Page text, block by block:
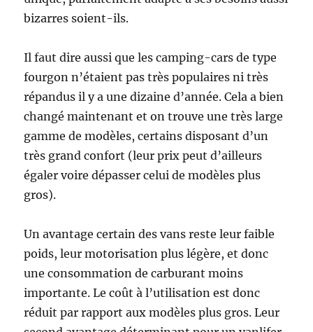
bizarres soient-ils.
Il faut dire aussi que les camping-cars de type
fourgon n’étaient pas très populaires ni très
répandus il y a une dizaine d’année. Cela a bien
changé maintenant et on trouve une très large
gamme de modèles, certains disposant d’un
très grand confort (leur prix peut d’ailleurs
égaler voire dépasser celui de modèles plus
gros).
Un avantage certain des vans reste leur faible
poids, leur motorisation plus légère, et donc
une consommation de carburant moins
importante. Le coût à l’utilisation est donc
réduit par rapport aux modèles plus gros. Leur